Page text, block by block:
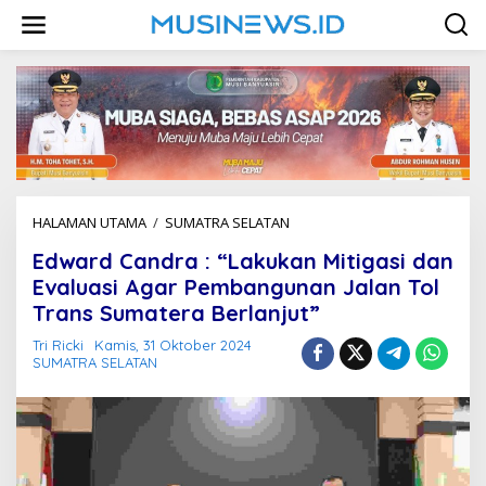
w
HALAMAN UTAMA / SUMATRA SELATAN
w
a
r
d
d
Edward Candra : “Lakukan Mitigasi dan
Evaluasi Agar Pembangunan Jalan Tol
Trans Sumatera Berlanjut”
Tri Ricki
Kamis, 31 Oktober 2024
SUMATRA SELATAN